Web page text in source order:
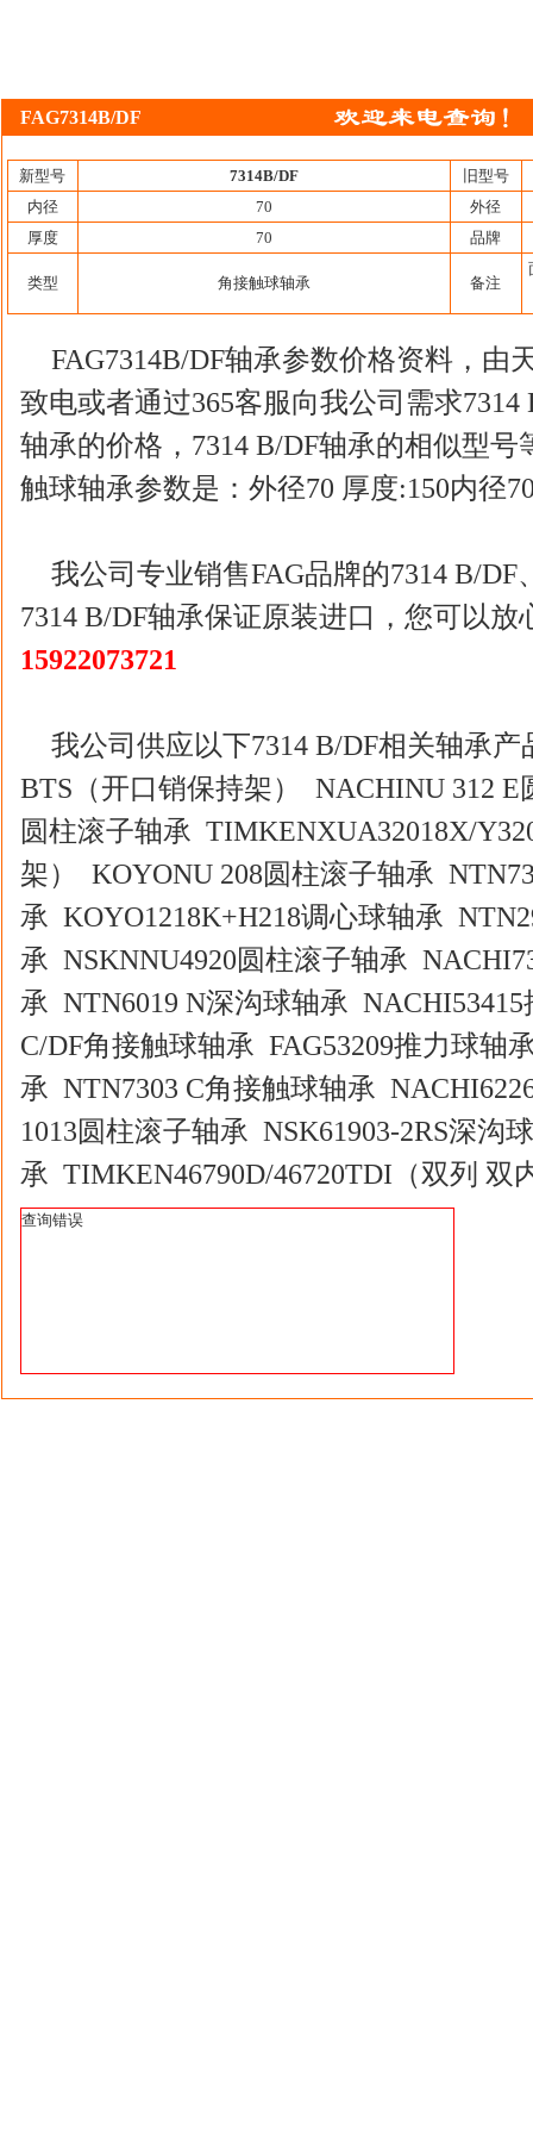
FAG7314B/DF
新型号 7314B/DF
旧型号
内径
70
外径
厚度
70 品牌
类型 角接触球轴承 备注
FAG7314B/DF轴承参数价格资料，由
致电或者通过365客服向我公司需求7314
轴承的价格，7314 B/DF轴承的相似型号
触球轴承参数是：外径70 厚度:150内径
我公司专业销售FAG品牌的7314 B/
7314 B/DF轴承保证原装进口，您可以
15922073721
我公司供应以下7314 B/DF相关轴承
BTS（开口销保持架） NACHINU 312
圆柱滚子轴承 TIMKENXUA32018X/
架） KOYONU 208圆柱滚子轴承
承 KOYO1218K+H218调心球轴承
承 NSKNNU4920圆柱滚子轴承
承 NTN6019 N深沟球轴承
C/DF角接触球轴承 FAG53209推力球轴
承 NTN7303 C角接触球轴承
1013圆柱滚子轴承 NSK61903-2RS深沟
承 TIMKEN46790D/46720TDI（双列 双
查询错误